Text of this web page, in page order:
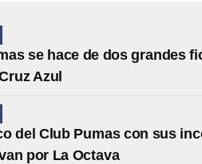
se hace de dos grandes
Azul
del Club Pumas con sus
por La Octava